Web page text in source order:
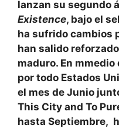
lanzan su segundo
Existence, bajo el
ha sufrido cambios
han salido
maduro. En
por todo Estados
el mes de Junio
This City and To
hasta Septiembre,